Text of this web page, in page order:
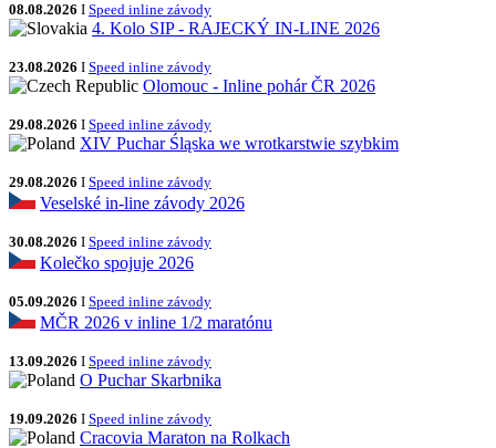
08.08.2026 I Speed inline závody
4. Kolo SIP - RAJECKÝ IN-LINE 2026
23.08.2026 I Speed inline závody
Olomouc - Inline pohár ČR 2026
29.08.2026 I Speed inline závody
XIV Puchar Śląska we wrotkarstwie szybkim
29.08.2026 I Speed inline závody
Veselské in-line závody 2026
30.08.2026 I Speed inline závody
Kolečko spojuje 2026
05.09.2026 I Speed inline závody
MČR 2026 v inline 1/2 maratónu
13.09.2026 I Speed inline závody
O Puchar Skarbnika
19.09.2026 I Speed inline závody
Cracovia Maraton na Rolkach